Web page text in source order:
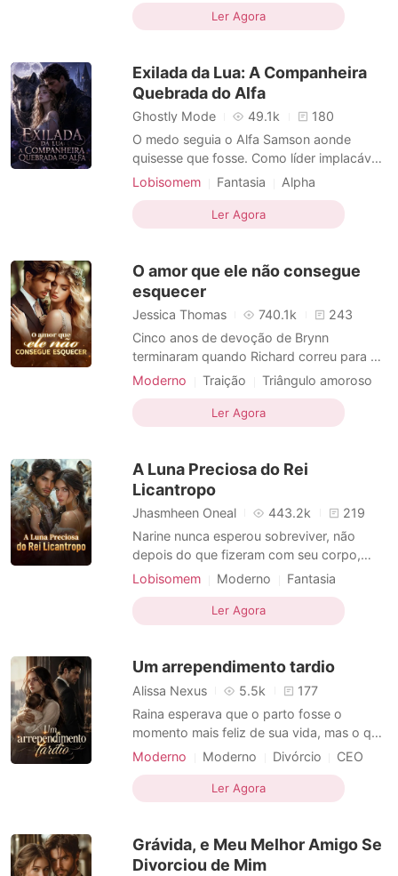
conhecido, já que nunca sorria para ela,
muito menos a tratava como esposa. Para
ele amava trouxe par
Ex-esposa
CEO
Arrogante/Dominador
Dramático
Ler Agora
Exilada da Lua: A Companheira
Quebrada do Alfa
Ghostly Mode 49.1k
180
O medo seguia o Alfa Samson aonde
quisesse que fosse. Como líder implacável
da matilha Blackthorn, ele e sua fera,
Quando um cheiro assustador o levou à
masmorra de uma matilha vizinha, ele
ensanguentada, ferida e acorren
Lobisomem Fantasia
Alpha
Casamento por contrato
Segunda chance
Dramático
Ler Agora
O amor que ele não consegue
esquecer
Jessica Thomas 740.1k
243
Cinco anos de devoção de Brynn
terminaram quando Richard correu para os
braços de seu verdadeiro amor, deixando-
Sabendo que nunca poderia aquecer o
coração gelado dele, Brynn desistiu e saiu,
louca, ela acordou ao lad
Moderno Traição
Triângulo amoroso
Noiva em fuga
Arrogante/Dominador
Dramático
Ler Agora
A Luna Preciosa do Rei
Licantropo
Jhasmheen Oneal 443.2k
219
Narine nunca esperou sobreviver, não
depois do que fizeram com seu corpo,
mente e alma, mas o destino tinha outros
Supremo e governante mais temido do
reino, ela se via sob a proteção de um
vínculo que não compreendia. Sargis
Lobisomem Moderno
Fantasia
Traição
Maldição
Aristocracia
Heroína incrível
Lobisomem
Nobre
Ler Agora
Um arrependimento tardio
Alissa Nexus 5.5k
177
Raina esperava que o parto fosse o
momento mais feliz de sua vida, mas o que
veio foi um pesadelo que a destruiu por
Alexander a golpeou com a frieza de um
estranho: pediu o divórcio e a obrigou a
lágrimas, Raina sumiu no
Moderno Moderno Divórcio
CEO
Arrogante/Dominador
Tema-Família
Dramático
Ler Agora
Grávida, e Meu Melhor Amigo Se
Divorciou de Mim